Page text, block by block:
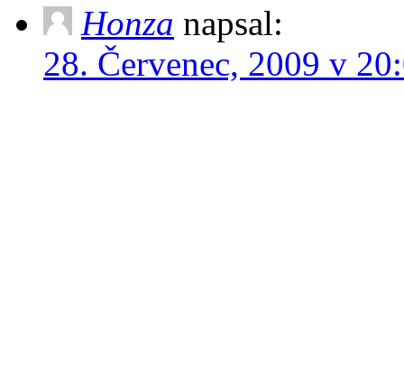
Honza napsal:
28. Červenec, 2009 v